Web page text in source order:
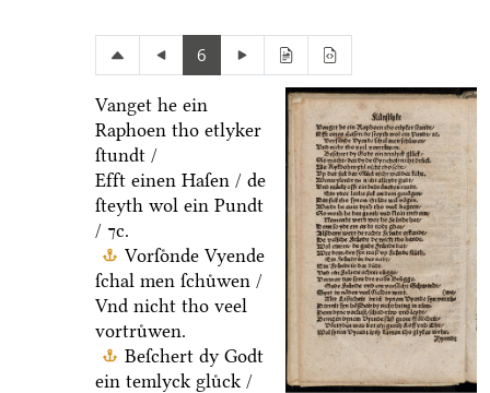
6
Vanget he ein
Raphoen tho etlyker
ſtundt /
Efft einen Haſen / de
ſteyth wol ein Pundt
/ ⁊c.
Vorſoͤnde Vyende
ſchal men ſchuͤwen /
Vnd nicht tho veel
vortruͤwen.
Beſchert dy Godt
ein temlyck gluͤck /